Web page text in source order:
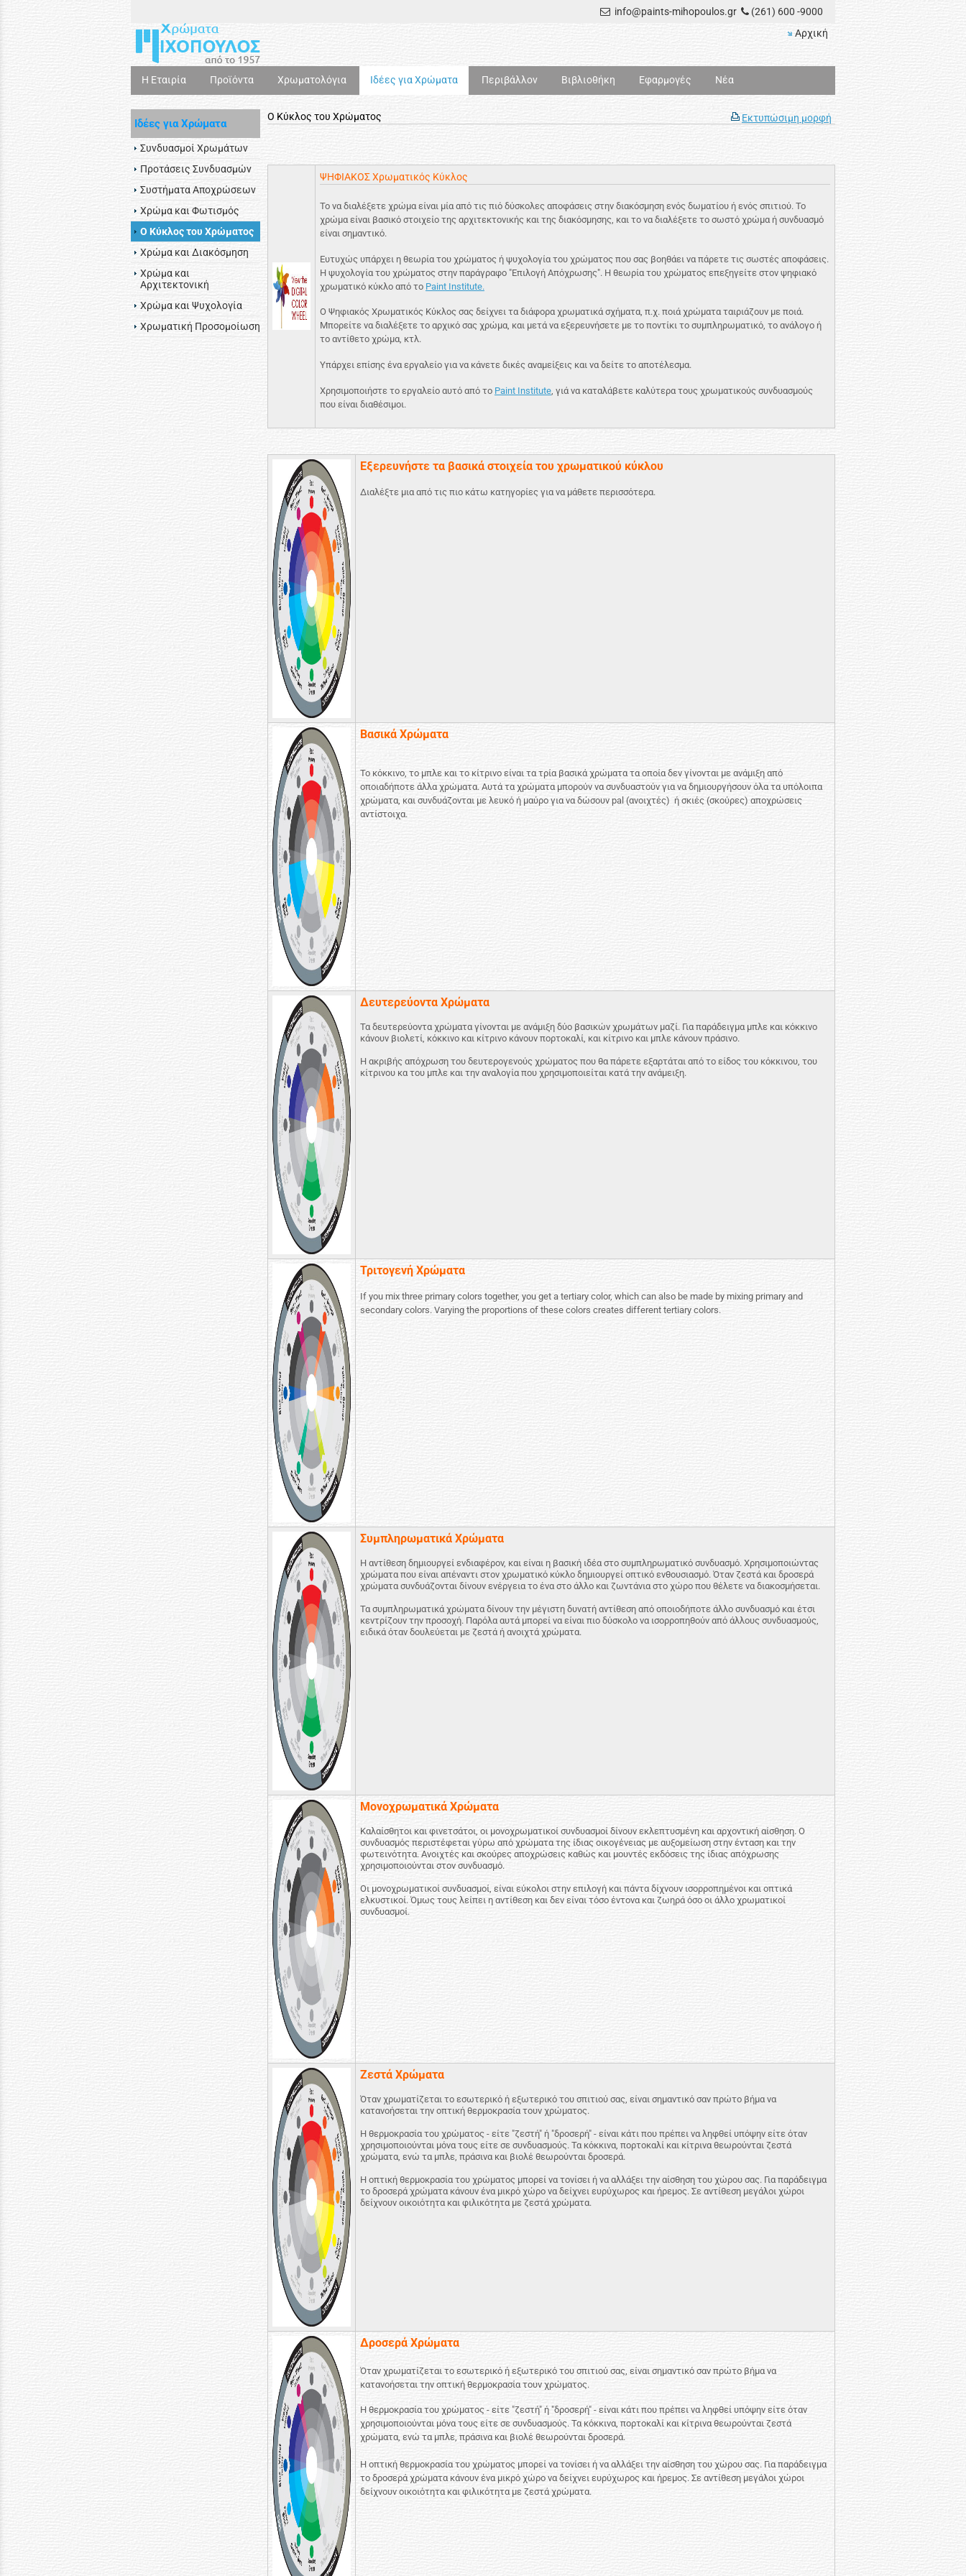
info@paints-mihopoulos.gr
(261) 600 -9000
Αρχική
Η Εταιρία Προϊόντα Χρωματολόγια Ιδέες για Χρώματα Περιβάλλον Βιβλιοθήκη Εφαρμογές Νέα
Ιδέες για Χρώματα
Συνδυασμοί Χρωμάτων
Προτάσεις Συνδυασμών
Συστήματα Αποχρώσεων
Χρώμα και Φωτισμός
Ο Κύκλος του Χρώματος
Χρώμα και Διακόσμηση
Χρώμα και
Αρχιτεκτονική
Χρώμα και Ψυχολογία
Χρωματική Προσομοίωση
Εκτυπώσιμη μορφή
Ο Κύκλος του Χρώματος
ΨΗΦΙΑΚΟΣ Χρωματικός Κύκλος
Το να διαλέξετε χρώμα είναι μία από τις πιό δύσκολες αποφάσεις στην διακόσμηση ενός δωματίου ή ενός σπιτιού. Το
χρώμα είναι βασικό στοιχείο της αρχιτεκτονικής και της διακόσμησης, και το να διαλέξετε το σωστό χρώμα ή συνδυασμό
είναι σημαντικό.
Ευτυχώς υπάρχει η θεωρία του χρώματος ή ψυχολογία του χρώματος που σας βοηθάει να πάρετε τις σωστές αποφάσεις.
Η ψυχολογία του χρώματος στην παράγραφο "Επιλογή Απόχρωσης". Η θεωρία του χρώματος επεξηγείτε στον ψηφιακό
χρωματικό κύκλο από το Paint Institute.
Ο Ψηφιακός Χρωματικός Κύκλος σας δείχνει τα διάφορα χρωματικά σχήματα, π.χ. ποιά χρώματα ταιριάζουν με ποιά.
Μπορείτε να διαλέξετε το αρχικό σας χρώμα, και μετά να εξερευνήσετε με το ποντίκι το συμπληρωματικό, το ανάλογο ή
το αντίθετο χρώμα, κτλ.
Υπάρχει επίσης ένα εργαλείο για να κάνετε δικές αναμείξεις και να δείτε το αποτέλεσμα.
Χρησιμοποιήστε το εργαλείο αυτό από το Paint Institute , γιά να καταλάβετε καλύτερα τους χρωματικούς συνδυασμούς
που είναι διαθέσιμοι.
Εξερευνήστε τα βασικά στοιχεία του χρωματικού κύκλου
Διαλέξτε μια από τις πιο κάτω κατηγορίες για να μάθετε περισσότερα.
Βασικά Χρώματα
Το κόκκινο, το μπλε και το κίτρινο είναι τα τρία βασικά χρώματα τα οποία δεν γίνονται με ανάμιξη από
οποιαδήποτε άλλα χρώματα. Αυτά τα χρώματα μπορούν να συνδυαστούν για να δημιουργήσουν όλα τα υπόλοιπα
χρώματα, και συνδυάζονται με λευκό ή μαύρο για να δώσουν pal (ανοιχτές) ή σκιές (σκούρες) αποχρώσεις
αντίστοιχα.
Δευτερεύοντα Χρώματα
Τα δευτερεύοντα χρώματα γίνονται με ανάμιξη δύο βασικών χρωμάτων μαζί. Για παράδειγμα μπλε και κόκκινο
κάνουν βιολετί, κόκκινο και κίτρινο κάνουν πορτοκαλί, και κίτρινο και μπλε κάνουν πράσινο.
Η ακριβής απόχρωση του δευτερογενούς χρώματος που θα πάρετε εξαρτάται από το είδος του κόκκινου, του
κίτρινου κα του μπλε και την αναλογία που χρησιμοποιείται κατά την ανάμειξη.
Τριτογενή Χρώματα
If you mix three primary colors together, you get a tertiary color, which can also be made by mixing primary and
secondary colors. Varying the proportions of these colors creates different tertiary colors.
Συμπληρωματικά Χρώματα
Η αντίθεση δημιουργεί ενδιαφέρον, και είναι η βασική ιδέα στο συμπληρωματικό συνδυασμό. Χρησιμοποιώντας
χρώματα που είναι απέναντι στον χρωματικό κύκλο δημιουργεί οπτικό ενθουσιασμό. Όταν ζεστά και δροσερά
χρώματα συνδυάζονται δίνουν ενέργεια το ένα στο άλλο και ζωντάνια στο χώρο που θέλετε να διακοσμήσεται.
Τα συμπληρωματικά χρώματα δίνουν την μέγιστη δυνατή αντίθεση από οποιοδήποτε άλλο συνδυασμό και έτσι
κεντρίζουν την προσοχή. Παρόλα αυτά μπορεί να είναι πιο δύσκολο να ισορροπηθούν από άλλους συνδυασμούς,
ειδικά όταν δουλεύεται με ζεστά ή ανοιχτά χρώματα.
Μονοχρωματικά Χρώματα
Καλαίσθητοι και φινετσάτοι, οι μονοχρωματικοί συνδυασμοί δίνουν εκλεπτυσμένη και αρχοντική αίσθηση. Ο
συνδυασμός περιστέφεται γύρω από χρώματα της ίδιας οικογένειας με αυξομείωση στην ένταση και την
φωτεινότητα. Ανοιχτές και σκούρες αποχρώσεις καθώς και μουντές εκδόσεις της ίδιας απόχρωσης
χρησιμοποιούνται στον συνδυασμό.
Οι μονοχρωματικοί συνδυασμοί, είναι εύκολοι στην επιλογή και πάντα δίχνουν ισορροπημένοι και οπτικά
ελκυστικοί. Όμως τους λείπει η αντίθεση και δεν είναι τόσο έντονα και ζωηρά όσο οι άλλο χρωματικοί
συνδυασμοί.
Ζεστά Χρώματα
Όταν χρωματίζεται το εσωτερικό ή εξωτερικό του σπιτιού σας, είναι σημαντικό σαν πρώτο βήμα να
κατανοήσεται την οπτική θερμοκρασία τουν χρώματος.
Η θερμοκρασία του χρώματος - είτε "ζεστή" ή "δροσερή" - είναι κάτι που πρέπει να ληφθεί υπόψην είτε όταν
χρησιμοποιούνται μόνα τους είτε σε συνδυασμούς. Τα κόκκινα, πορτοκαλί και κίτρινα θεωρούνται ζεστά
χρώματα, ενώ τα μπλε, πράσινα και βιολέ θεωρούνται δροσερά.
Η οπτική θερμοκρασία του χρώματος μπορεί να τονίσει ή να αλλάξει την αίσθηση του χώρου σας. Για παράδειγμα
το δροσερά χρώματα κάνουν ένα μικρό χώρο να δείχνει ευρύχωρος και ήρεμος. Σε αντίθεση μεγάλοι χώροι
δείχνουν οικοιότητα και φιλικότητα με ζεστά χρώματα.
Δροσερά Χρώματα
Όταν χρωματίζεται το εσωτερικό ή εξωτερικό του σπιτιού σας, είναι σημαντικό σαν πρώτο βήμα να
κατανοήσεται την οπτική θερμοκρασία τουν χρώματος.
Η θερμοκρασία του χρώματος - είτε "ζεστή" ή "δροσερή" - είναι κάτι που πρέπει να ληφθεί υπόψην είτε όταν
χρησιμοποιούνται μόνα τους είτε σε συνδυασμούς. Τα κόκκινα, πορτοκαλί και κίτρινα θεωρούνται ζεστά
χρώματα, ενώ τα μπλε, πράσινα και βιολέ θεωρούνται δροσερά.
Η οπτική θερμοκρασία του χρώματος μπορεί να τονίσει ή να αλλάξει την αίσθηση του χώρου σας. Για παράδειγμα
το δροσερά χρώματα κάνουν ένα μικρό χώρο να δείχνει ευρύχωρος και ήρεμος. Σε αντίθεση μεγάλοι χώροι
δείχνουν οικοιότητα και φιλικότητα με ζεστά χρώματα.